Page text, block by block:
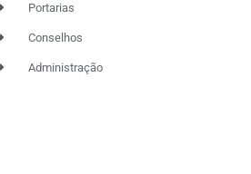
Portarias
Conselhos
Administração